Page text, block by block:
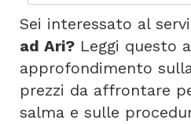
Sei interessato al
ad Ari? Leggi questo
approfondimento
prezzi da affrontare
salma e sulle